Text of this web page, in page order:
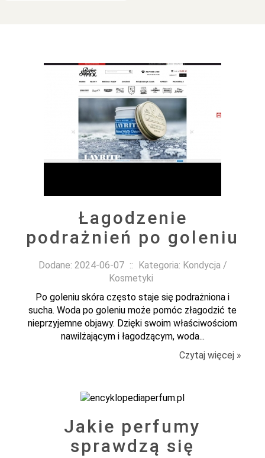
Łagodzenie
podrażnień po goleniu
Dodane: 2024-06-07 :: Kategoria: Kondycja /
Kosmetyki
Po goleniu skóra często staje się podrażniona i
sucha. Woda po goleniu może pomóc złagodzić te
nieprzyjemne objawy. Dzięki swoim właściwościom
nawilżającym i łagodzącym, woda...
Czytaj więcej »
Jakie perfumy
sprawdzą się